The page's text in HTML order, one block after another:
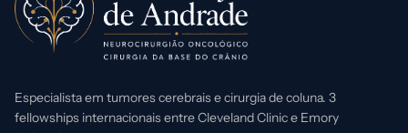
Especialista em tumores cerebrais e cirurgia de coluna. 3
fellowships internacionais entre Cleveland Clinic e Emory